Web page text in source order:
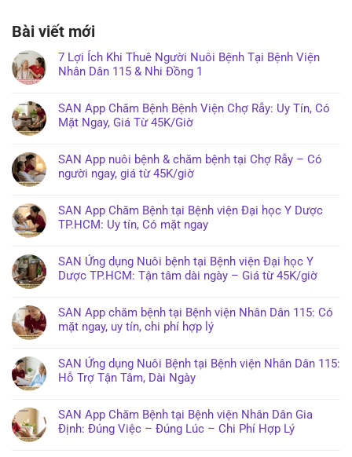
Bài viết mới
7 Lợi Ích Khi Thuê Người Nuôi Bệnh Tại Bệnh Viện
Nhân Dân 115 & Nhi Đồng 1
SAN App Chăm Bệnh Bệnh Viện Chợ Rẫy: Uy Tín, Có
Mặt Ngay, Giá Từ 45K/Giờ
SAN App nuôi bệnh & chăm bệnh tại Chợ Rẫy – Có
người ngay, giá từ 45K/giờ
SAN App Chăm Bệnh tại Bệnh viện Đại học Y Dược
TP.HCM: Uy tín, Có mặt ngay
SAN Ứng dụng Nuôi bệnh tại Bệnh viện Đại học Y
Dược TP.HCM: Tận tâm dài ngày – Giá từ 45K/giờ
SAN App chăm bệnh tại Bệnh viện Nhân Dân 115: Có
mặt ngay, uy tín, chi phí hợp lý
SAN Ứng dụng Nuôi Bệnh tại Bệnh viện Nhân Dân 115:
Hỗ Trợ Tận Tâm, Dài Ngày
SAN App Chăm Bệnh tại Bệnh viện Nhân Dân Gia
Định: Đúng Việc – Đúng Lúc – Chi Phí Hợp Lý